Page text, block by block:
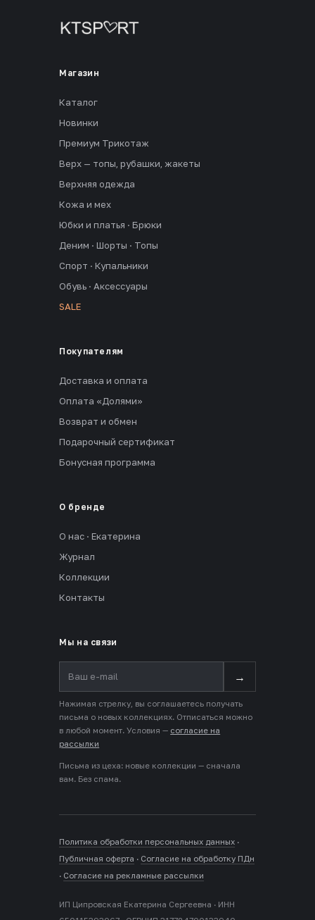
Магазин
Каталог
Новинки
Премиум Трикотаж
Верх — топы, рубашки, жакеты
Верхняя одежда
Кожа и мех
Юбки и платья · Брюки
Деним · Шорты · Топы
Спорт · Купальники
Обувь · Аксессуары
SALE
Покупателям
Доставка и оплата
Оплата «Долями»
Возврат и обмен
Подарочный сертификат
Бонусная программа
О бренде
О нас · Екатерина
Журнал
Коллекции
Контакты
Мы на связи
→
Нажимая стрелку, вы соглашаетесь получать
письма о новых коллекциях. Отписаться можно
в любой момент. Условия — согласие на
рассылки
Письма из цеха: новые коллекции — сначала
вам. Без спама.
Политика обработки персональных данных ·
Публичная оферта · Согласие на обработку ПДн
· Согласие на рекламные рассылки
ИП Ципровская Екатерина Сергеевна · ИНН